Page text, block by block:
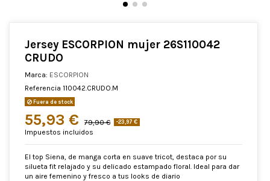
Jersey ESCORPION mujer 26S110042
CRUDO
Marca: ESCORPION
Referencia 110042.CRUDO.M
Fuera de stock
55,93 € 79,90 € -23,97 €
Impuestos incluidos
El top Siena, de manga corta en suave tricot, destaca por su
silueta fit relajado y su delicado estampado floral. Ideal para dar
un aire femenino y fresco a tus looks de diario